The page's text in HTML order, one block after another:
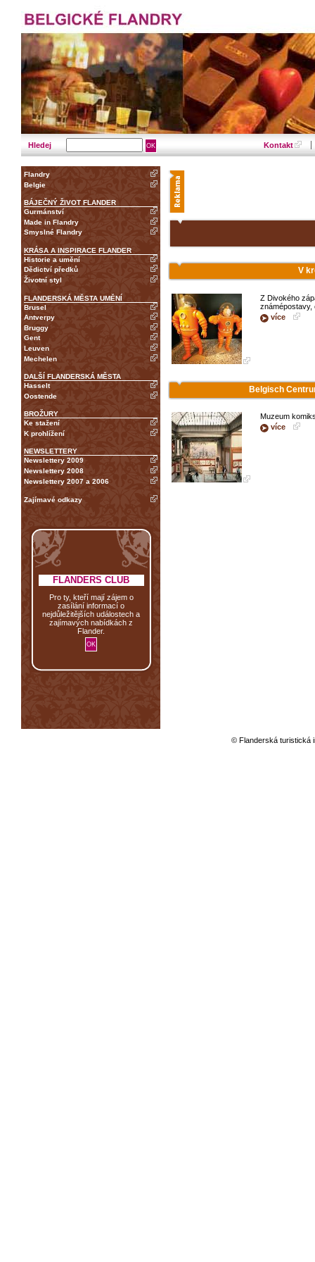
Hledej Kontakt
Flandry
Belgie
BÁJEČNÝ ŽIVOT FLANDER
Gurmánství
Made in Flandry
Smyslné Flandry
KRÁSA A INSPIRACE FLANDER
Historie a umění
Dědictví předků
Životní styl
FLANDERSKÁ MĚSTA UMĚNÍ
Brusel
Antverpy
Bruggy
Gent
Leuven
Mechelen
DALŠÍ FLANDERSKÁ MĚSTA
Hasselt
Oostende
BROŽURY
Ke stažení
K prohlížení
NEWSLETTERY
Newslettery 2009
Newslettery 2008
Newslettery 2007 a 2006
Zajímavé odkazy
FLANDERS CLUB
Pro ty, kteří mají zájem o
zasílání informací o
nejdůležitějších událostech a
zajímavých nabídkách z
Flander.
V
Z Divokého
známépostavy,
více
Belgisch
Muzeum
více
© Flanderská turistická